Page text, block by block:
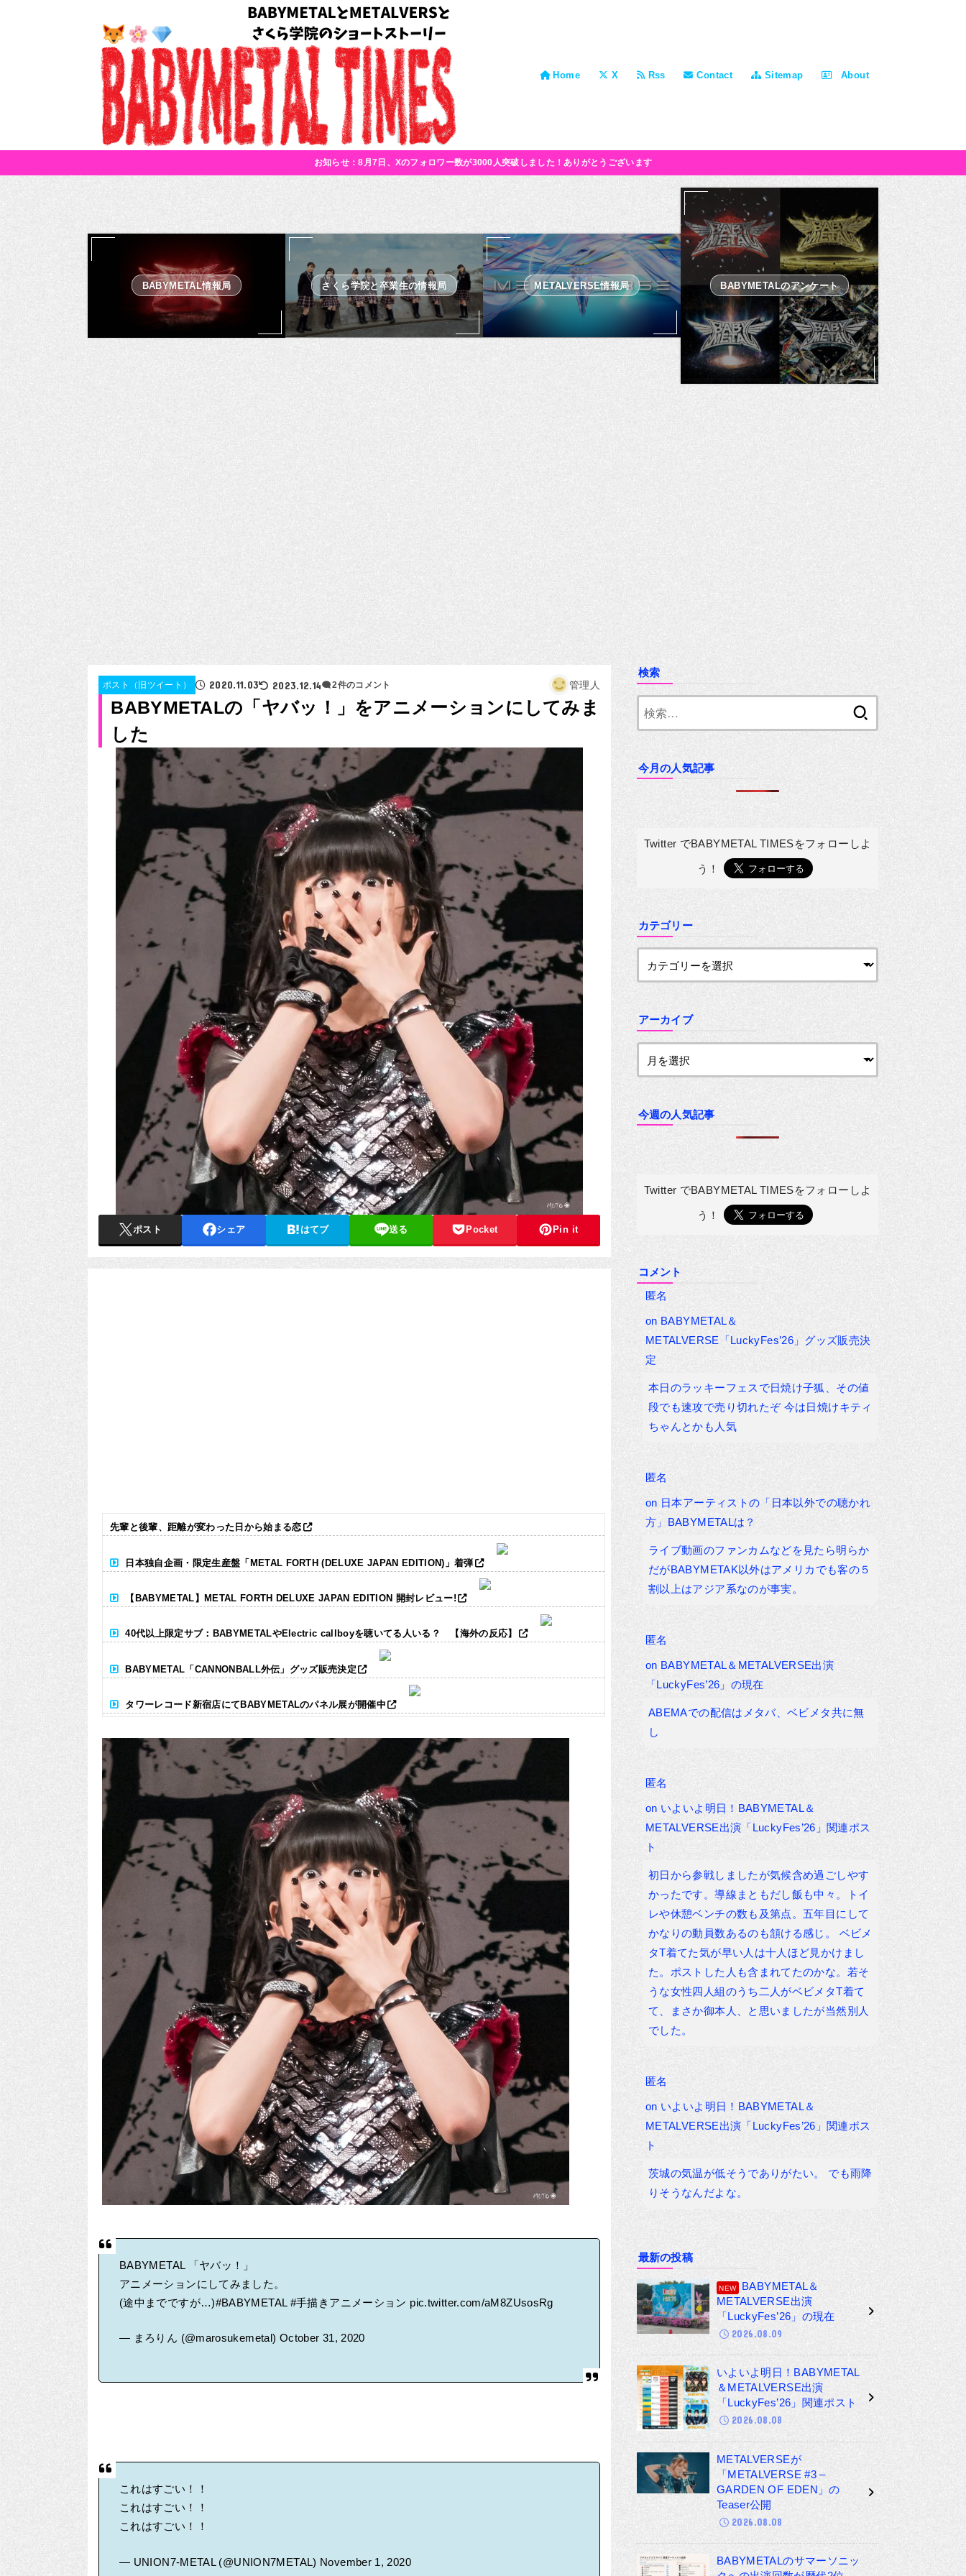
Home X Rss Contact Sitemap About
お知らせ：8月7日、Xのフォロワー数が3000人突破しました！ありがとうございます
BABYMETAL情報局 さくら学院と卒業生の情報局 METALVERSE情報局 BABYMETALのアンケート
ポスト（旧ツイート） 2020.11.03 2023.12.14 2件のコメント 管理人
BABYMETALの「ヤバッ！」をアニメーションにしてみま
した
ポスト シェア はてブ 送る Pocket Pin it
先輩と後輩、距離が変わった日から始まる恋
日本独自企画・限定生産盤「METAL FORTH (DELUXE JAPAN EDITION)」着弾
【BABYMETAL】METAL FORTH DELUXE JAPAN EDITION 開封レビュー!
40代以上限定サブ：BABYMETALやElectric callboyを聴いてる人いる？ 【海外の反応】
BABYMETAL「CANNONBALL外伝」グッズ販売決定
タワーレコード新宿店にてBABYMETALのパネル展が開催中
BABYMETAL 「ヤバッ！」
アニメーションにしてみました。
(途中までですが…)#BABYMETAL #手描きアニメーション pic.twitter.com/aM8ZUsosRg
— まろりん (@marosukemetal) October 31, 2020
これはすごい！！
これはすごい！！
これはすごい！！
— UNION7-METAL (@UNION7METAL) November 1, 2020
検索
今月の人気記事
Twitter でBABYMETAL TIMESをフォローしよ
う！
カテゴリー
アーカイブ
今週の人気記事
Twitter でBABYMETAL TIMESをフォローしよ
う！
コメント
匿名
on BABYMETAL＆
METALVERSE「LuckyFes’26」グッズ販売決
定
本日のラッキーフェスで日焼け子狐、その値
段でも速攻で売り切れたぞ 今は日焼けキティ
ちゃんとかも人気
匿名
on 日本アーティストの「日本以外での聴かれ
方」BABYMETALは？
ライブ動画のファンカムなどを見たら明らか
だがBABYMETAK以外はアメリカでも客の５
割以上はアジア系なのが事実。
匿名
on BABYMETAL＆METALVERSE出演
「LuckyFes’26」の現在
ABEMAでの配信はメタバ、ベビメタ共に無
し
匿名
on いよいよ明日！BABYMETAL＆
METALVERSE出演「LuckyFes’26」関連ポス
ト
初日から参戦しましたが気候含め過ごしやす
かったです。導線まともだし飯も中々。トイ
レや休憩ベンチの数も及第点。五年目にして
かなりの動員数あるのも頷ける感じ。 ベビメ
タT着てた気が早い人は十人ほど見かけまし
た。ポストした人も含まれてたのかな。若そ
うな女性四人組のうち二人がベビメタT着て
て、まさか御本人、と思いましたが当然別人
でした。
匿名
on いよいよ明日！BABYMETAL＆
METALVERSE出演「LuckyFes’26」関連ポス
ト
茨城の気温が低そうでありがたい。 でも雨降
りそうなんだよな。
最新の投稿
BABYMETAL＆
METALVERSE出演
「LuckyFes’26」の現在
2026.08.09
いよいよ明日！BABYMETAL
＆METALVERSE出演
「LuckyFes’26」関連ポスト
2026.08.08
METALVERSEが
「METALVERSE #3 –
GARDEN OF EDEN」の
Teaser公開
2026.08.08
BABYMETALのサマーソニッ